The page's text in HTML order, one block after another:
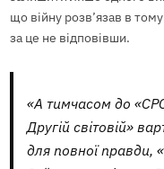
що війну розв’язав в
за це не відповівши.
«А тимчасом до
Другій світовій»
для повної правди,